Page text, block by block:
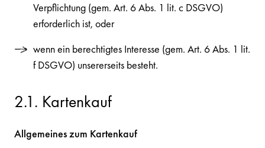
Verpflichtung (gem. Art. 6 Abs. 1 lit. c DSGVO)
erforderlich ist, oder
wenn ein berechtigtes Interesse (gem. Art. 6 Abs. 1 lit.
f DSGVO) unsererseits besteht.
2.1. Kartenkauf
Allgemeines zum Kartenkauf